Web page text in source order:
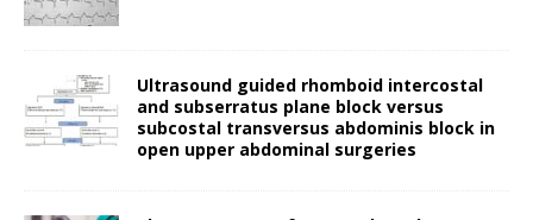
Ultrasound guided rhomboid intercostal
and subserratus plane block versus
subcostal transversus abdominis block in
open upper abdominal surgeries